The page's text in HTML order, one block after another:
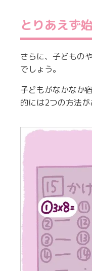
とりあえず
さらに、子どもの
でしょう。
子どもがなかなか
的には2つの方法が